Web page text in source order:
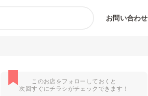
お問い合わせ
このお店をフォローしておくと
次回すぐにチラシがチェックできます！